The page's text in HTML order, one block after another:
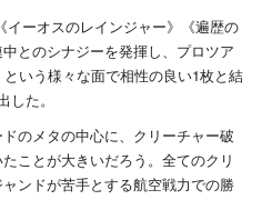
イーオスのレインジャー》《遍歴の
とのシナジーを発揮し、プロツア
いう様々な面で相性の良い1枚と結
た。
のメタの中心に、クリーチャー破
ことが大きいだろう。全てのクリ
ンドが苦手とする航空戦力での勝